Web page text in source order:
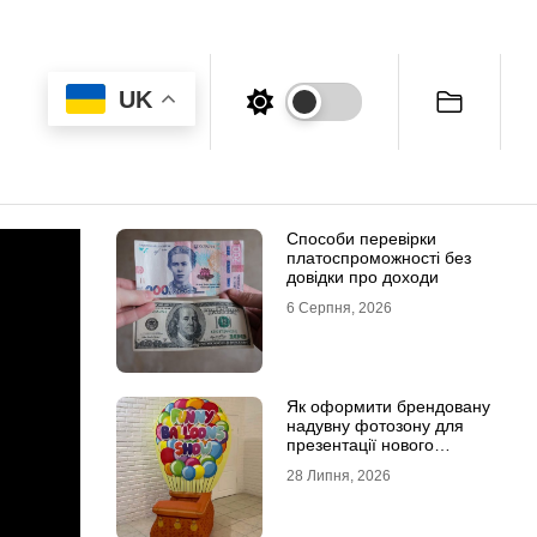
UK
Способи перевірки
платоспроможності без
довідки про доходи
6 Серпня, 2026
Як оформити брендовану
надувну фотозону для
презентації нового
28 Липня, 2026